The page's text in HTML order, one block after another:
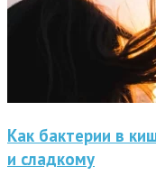
Как бактерии в
и сладкому